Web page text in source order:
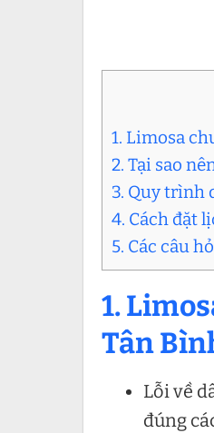
1. Limosa
2. Tại sao
3. Quy trình
4. Cách đặt
5. Các câu
1.
Tân
Lỗi về
đúng